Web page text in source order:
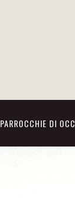
PARROCCHIE DI